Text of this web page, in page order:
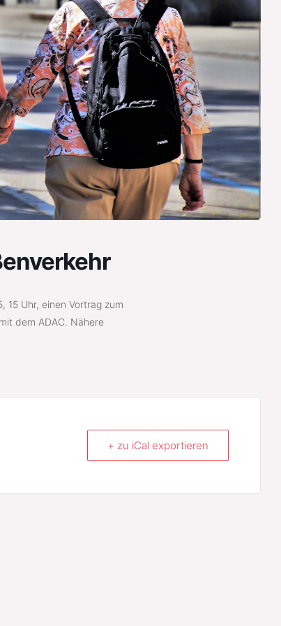
Uhr, einen Vortrag zum
dem ADAC. Nähere
+ zu iCal exportieren